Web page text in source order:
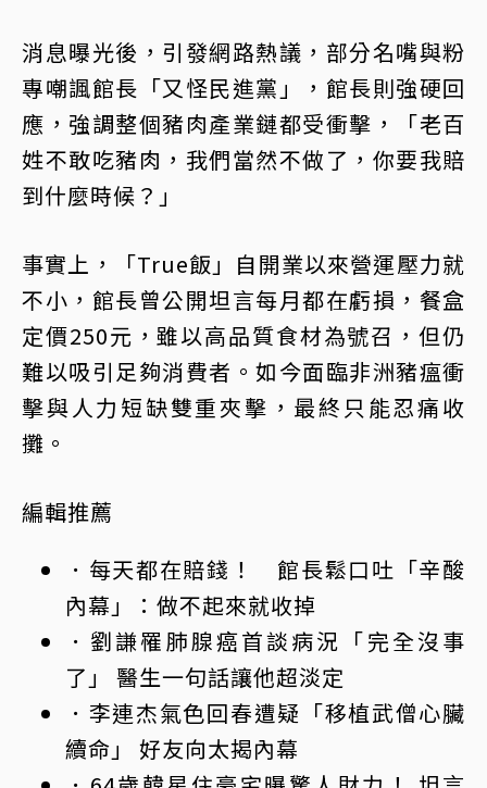
消息曝光後，引發網路熱議，部分名嘴與粉
專嘲諷館長「又怪民進黨」，館長則強硬回
應，強調整個豬肉產業鏈都受衝擊，「老百
姓不敢吃豬肉，我們當然不做了，你要我賠
到什麼時候？」
事實上，「True飯」自開業以來營運壓力就
不小，館長曾公開坦言每月都在虧損，餐盒
定價250元，雖以高品質食材為號召，但仍
難以吸引足夠消費者。如今面臨非洲豬瘟衝
擊與人力短缺雙重夾擊，最終只能忍痛收
攤。
編輯推薦
．每天都在賠錢！ 館長鬆口吐「辛酸
內幕」：做不起來就收掉
．劉謙罹肺腺癌首談病況「完全沒事
了」 醫生一句話讓他超淡定
．李連杰氣色回春遭疑「移植武僧心臟
續命」 好友向太揭內幕